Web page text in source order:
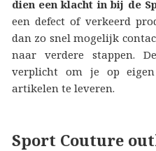
dien een klacht in bij de
een defect of verkeerd
dan zo snel mogelijk
naar verdere stappen.
verplicht om je op
artikelen te leveren.
Sport Couture